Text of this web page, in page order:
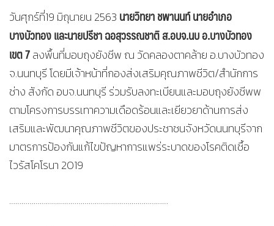
วันศุกร์ที่19 มิถุนายน 2563 นายวิทยา ชพานนท์ นายอำเภอ
บางบัวทอง และนายปรีชา ฉอสุวรรณชาติ ส.อบจ.นบ อ.บางบัวทอง
เขต 7ลงพื้นที่มอบถุงยังชีพ ณ วัดคลองตาคล้าย อ.บางบัวทอง
จ.นนทบุรี โดยมีเจ้าหน้าที่กองส่งเสริมคุณภาพชีวิต/สำนักการ
ช่าง สังกัด อบจ.นนทบุรี ร่วมรับลงทะเบียนและมอบถุงยังชีพพ
ตามโครงการบรรเทาความเดือดร้อนและเยียวยาด้านการส่ง
เสริมและพัฒนาคุณภาพชีวิตของประชาชนจังหวัดนนทบุรีจาก
มาตรการป้องกันแก้ไขปัญหาการแพร่ระบาดของโรคติดเชื้อ
ไวรัสโคโรนา 2019
……………………………………………………………………